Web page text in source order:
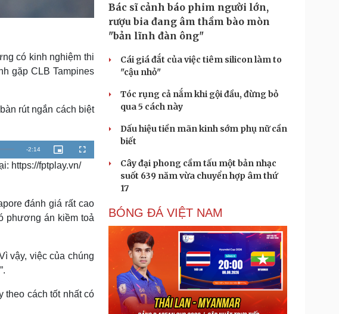
có kinh nghiệm thi
gặp CLB Tampines
rút ngắn cách biệt
R
e
a
i
g
-2:14
P
i
c
t
i
n
P
e
F
u
n
https://fptplay.vn/
đánh giá rất cao
phương án kiềm toả
vậy, việc của chúng
theo cách tốt nhất có
Bác sĩ cảnh báo phim người lớn,
rượu bia đang âm thầm bào mòn
"bản lĩnh đàn ông"
Cái giá đắt của việc tiêm silicon làm to
"cậu nhỏ"
Tóc rụng cả nắm khi gội đầu, đừng bỏ
qua 5 cách này
Dấu hiệu tiền mãn kinh sớm phụ nữ cần
biết
Cây đại phong cầm tấu một bản nhạc
suốt 639 năm vừa chuyển hợp âm thứ
17
BÓNG ĐÁ VIỆT NAM